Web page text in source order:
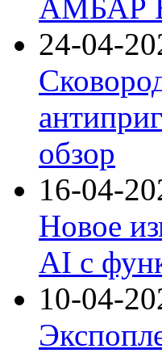
АМБАР
24-04-
обзор
16-04-
Новое
AI с
10-04-